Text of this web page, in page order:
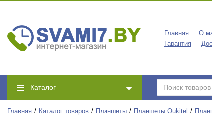
Главная О
Гарантия
Каталог
Главная Каталог товаров Планшеты Планшеты Oukitel